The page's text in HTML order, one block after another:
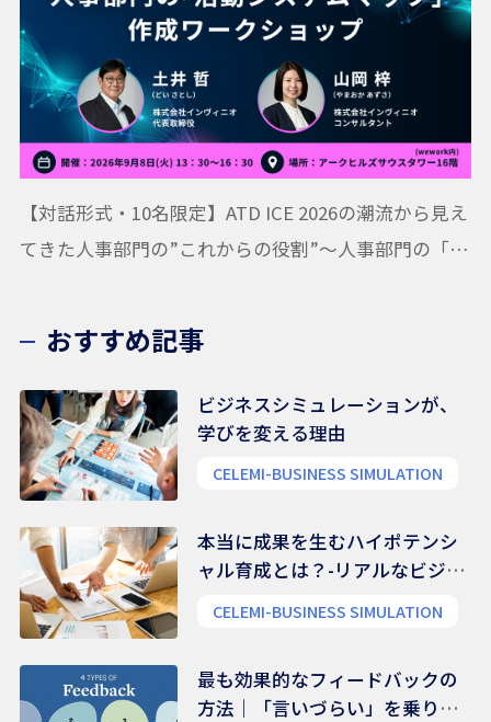
【対話形式・10名限定】ATD ICE 2026の潮流から見え
てきた人事部門の”これからの役割”〜人事部門の「活
おすすめ記事
ビジネスシミュレーションが、
学びを変える理由
CELEMI-BUSINESS SIMULATION
本当に成果を生むハイポテンシ
ャル育成とは？-リアルなビジネ
CELEMI-BUSINESS SIMULATION
最も効果的なフィードバックの
方法｜「言いづらい」を乗り越